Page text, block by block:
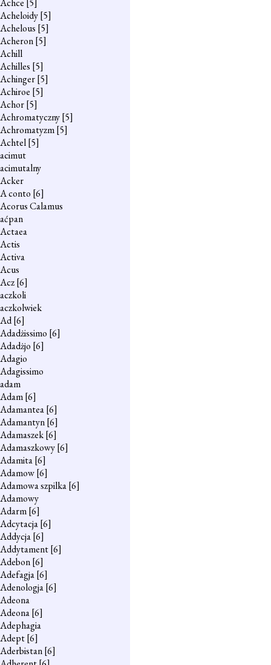
Achce [5]
Acheloidy[5]
Achelous [5]
Acheron[5]
Achill
Achilles [5]
Achinger[5]
Achiroe [5]
Achor[5]
Achromatyczny[5]
Achromatyzm[5]
Achtel[5]
acimut
acimutalny
Acker
A conto [6]
Acorus Calamus
aćpan
Actaea
Actis
Activa
Acus
Acz[6]
aczkoli
aczkolwiek
Ad[6]
Adadżissimo [6]
Adadżjo [6]
Adagio
Adagissimo
adam
Adam[6]
Adamantea[6]
Adamantyn[6]
Adamaszek[6]
Adamaszkowy[6]
Adamita[6]
Adamow[6]
Adamowa szpilka[6]
Adamowy
Adarm[6]
Adcytacja[6]
Addycja[6]
Addytament[6]
Adebon[6]
Adefagja[6]
Adenologja[6]
Adeona
Adeona[6]
Adephagia
Adept[6]
Aderbistan[6]